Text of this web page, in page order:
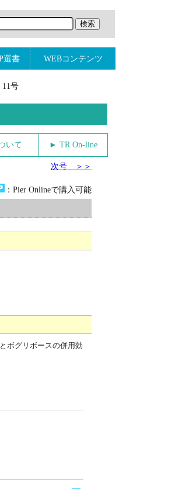
選書 WEBコンテンツ
号
いて ► TR On-line
次号 ＞＞
：Pier Onlineで購入可能
ボグリボースの併用効